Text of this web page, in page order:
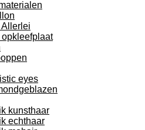
eyes
kunsthaar
echthaar